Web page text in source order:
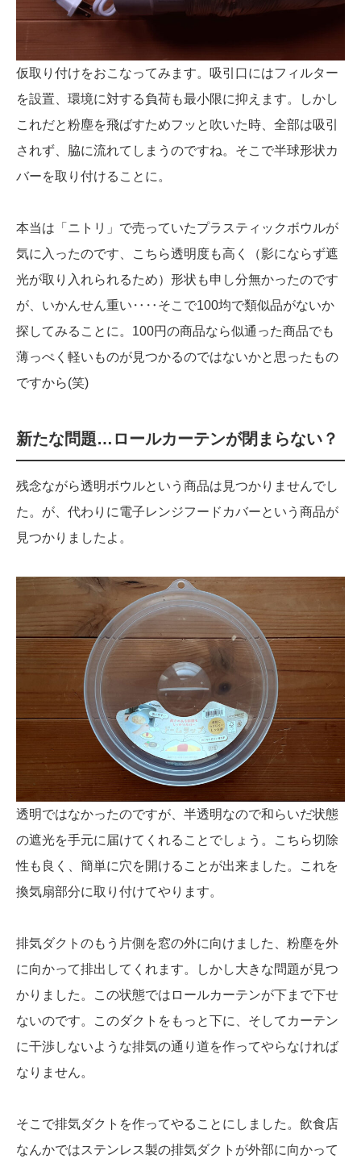
仮取り付けをおこなってみます。吸引口にはフィルター
を設置、環境に対する負荷も最小限に抑えます。しかし
これだと粉塵を飛ばすためフッと吹いた時、全部は吸引
されず、脇に流れてしまうのですね。そこで半球形状カ
バーを取り付けることに。
本当は「ニトリ」で売っていたプラスティックボウルが
気に入ったのです、こちら透明度も高く（影にならず遮
光が取り入れられるため）形状も申し分無かったのです
が、いかんせん重い‥‥そこで100均で類似品がないか
探してみることに。100円の商品なら似通った商品でも
薄っぺく軽いものが見つかるのではないかと思ったもの
ですから(笑)
新たな問題…ロールカーテンが閉まらない？
残念ながら透明ボウルという商品は見つかりませんでし
た。が、代わりに電子レンジフードカバーという商品が
見つかりましたよ。
透明ではなかったのですが、半透明なので和らいだ状態
の遮光を手元に届けてくれることでしょう。こちら切除
性も良く、簡単に穴を開けることが出来ました。これを
換気扇部分に取り付けてやります。
排気ダクトのもう片側を窓の外に向けました、粉塵を外
に向かって排出してくれます。しかし大きな問題が見つ
かりました。この状態ではロールカーテンが下まで下せ
ないのです。このダクトをもっと下に、そしてカーテン
に干渉しないような排気の通り道を作ってやらなければ
なりません。
そこで排気ダクトを作ってやることにしました。飲食店
なんかではステンレス製の排気ダクトが外部に向かって